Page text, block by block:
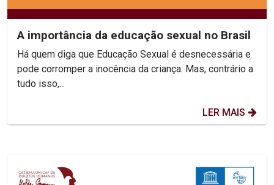
A importância da educação sexual no Brasil
Há quem diga que Educação Sexual é desnecessária e
pode corromper a inocência da criança. Mas, contrário a
tudo isso,...
LER MAIS